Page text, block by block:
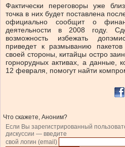
Фактически переговоры уже
точка в них будет поставлена
официально сообщит о
деятельности в 2008 году.
возможность избежать
приведет к размыванию
своей стороны, китайцы остро
горнорудных активах, а данные,
12 февраля, помогут найти
Что скажете, Аноним?
Если Вы зарегистрированный
дискуссии — введите
свой логин (email)